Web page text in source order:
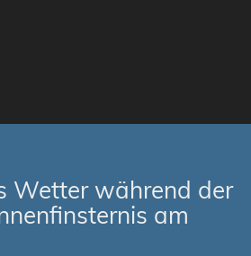
Wetter während der
am